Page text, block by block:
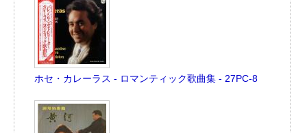
ホセ・カレーラス - ロマンティック歌曲集 - 27PC-8